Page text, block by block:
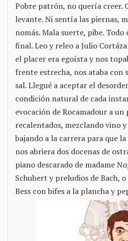
Pobre patrón, no quería creer.
levante. Ni sentía las piernas,
nomás. Mala suerte, pibe.
final. Leo y releo a Julio
el placer era egoísta y nos
frente estrecha, nos ataba con
sal. Llegué a aceptar el
condición natural de cada
evocación de Rocamadour a
recalentados, mezclando vino
bajando a la carrera para que
nos abriera dos docenas de
piano descarado de madame
Schubert y preludios de Bach,
Bess con bifes a la plancha y